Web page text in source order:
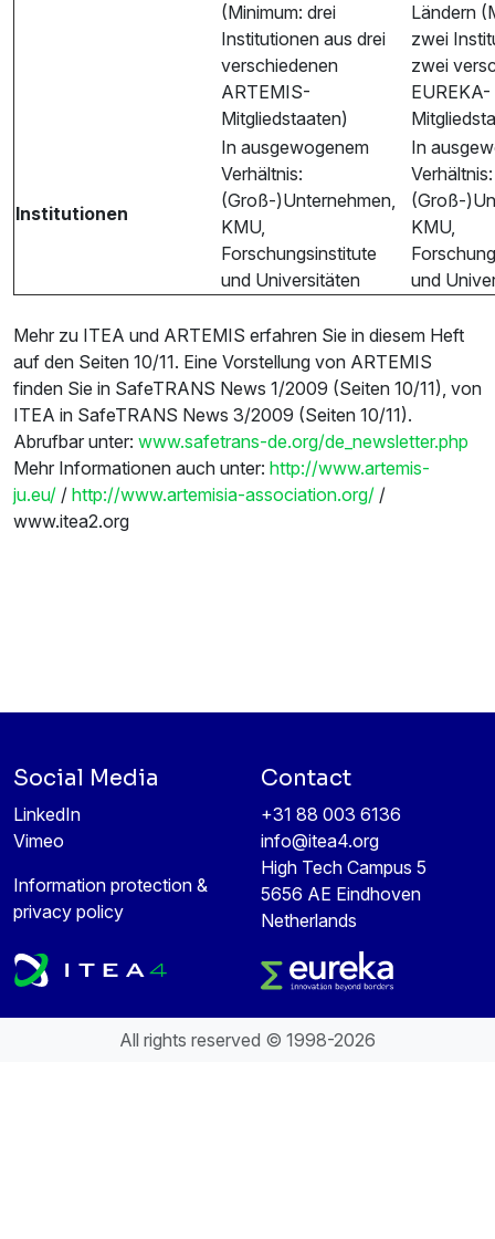
(Minimum: drei
Institutionen aus drei
verschiedenen
ARTEMIS-
Mitgliedstaaten)
Ländern
zwei
zwei
EUREKA-
Institutionen
In ausgewogenem
Verhältnis:
(Groß-)Unternehmen,
KMU,
Forschungsinstitute
und Universitäten
In
Verhältnis:
(Groß-
KMU,
und
Mehr zu ITEA und ARTEMIS erfahren Sie in diesem Heft
auf den Seiten 10/11. Eine Vorstellung von ARTEMIS
finden Sie in SafeTRANS News 1/2009 (Seiten 10/11), von
ITEA in SafeTRANS News 3/2009 (Seiten 10/11).
Abrufbar unter: www.safetrans-de.org/de_newsletter.php
Mehr Informationen auch unter: http://www.artemis-
ju.eu/ / http://www.artemisia-association.org/ /
www.itea2.org
Social Media
LinkedIn
Vimeo
Information protection &
privacy policy
Contact
+31 88 003 6136
info@itea4.org
High Tech Campus 5
5656 AE Eindhoven
Netherlands
All rights reserved © 1998-2026